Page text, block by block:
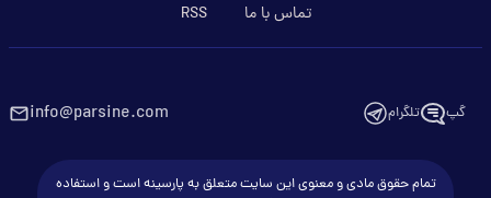
تماس با ما RSS
گپ تلگرام info@parsine.com
تمام حقوق مادی و معنوی این سایت متعلق به پارسینه است و استفاده